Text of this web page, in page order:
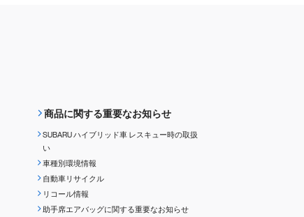
商品に関する重要なお知らせ
SUBARU ハイブリッド車 レスキュー時の取扱
い
車種別環境情報
自動車リサイクル
リコール情報
助手席エアバッグに関する重要なお知らせ